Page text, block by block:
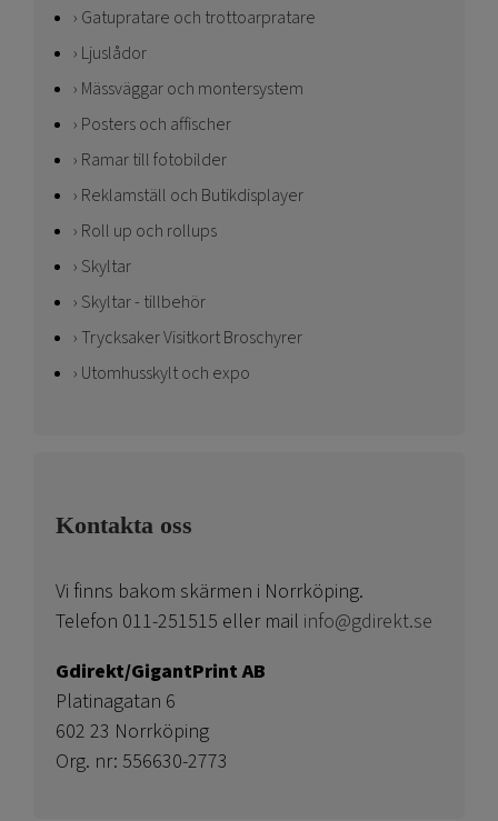
Gatupratare och trottoarpratare
Ljuslådor
Mässväggar och montersystem
Posters och affischer
Ramar till fotobilder
Reklamställ och Butikdisplayer
Roll up och rollups
Skyltar
Skyltar - tillbehör
Trycksaker Visitkort Broschyrer
Utomhusskylt och expo
Kontakta oss
Vi finns bakom skärmen i Norrköping.
Telefon 011-251515 eller mail info@gdirekt.se
Gdirekt/GigantPrint AB
Platinagatan 6
602 23 Norrköping
Org. nr: 556630-2773